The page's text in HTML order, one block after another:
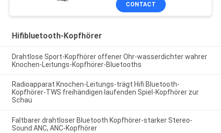
CONTACT
Hifibluetooth-Kopfhörer
Drahtlose Sport-Kopfhörer offener Ohr-wasserdichter wahrer
Knochen-Leitungs-Kopfhörer-Bluetooths
Radioapparat Knochen-Leitungs-trägt Hifi Bluetooth-
Kopfhörer-TWS freihändigen laufenden Spiel-Kopfhörer zur
Schau
Faltbarer drahtloser Bluetooth Kopfhörer-starker Stereo-
Sound ANC, ANC-Kopfhörer